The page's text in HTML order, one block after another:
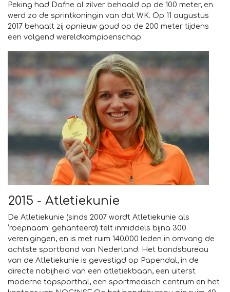
Peking had Dafne al zilver behaald op de 100 meter, en
werd zo de sprintkoningin van dat WK. Op 11 augustus
2017 behaalt zij opnieuw goud op de 200 meter tijdens
een volgend wereldkampioenschap.
2015 - Atletiekunie
De Atletiekunie (sinds 2007 wordt Atletiekunie als
‘roepnaam’ gehanteerd) telt inmiddels bijna 300
verenigingen, en is met ruim 140.000 leden in omvang de
achtste sportbond van Nederland. Het bondsbureau
van de Atletiekunie is gevestigd op Papendal, in de
directe nabijheid van een atletiekbaan, een uiterst
moderne topsporthal, een sportmedisch centrum en het